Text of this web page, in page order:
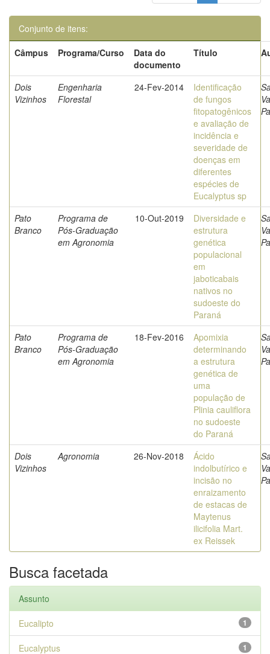
Conjunto de itens:
Câmpus
Programa/Curso
Data do
documento
Título
Dois
Vizinhos
Engenharia
Florestal
24-Fev-2014
Identificação
de fungos
fitopatogênicos
e avaliação de
incidência e
severidade de
doenças em
diferentes
espécies de
Eucalyptus sp
Pato
Branco
Programa de
Pós-Graduação
em Agronomia
10-Out-2019
Diversidade e
estrutura
genética
populacional
em
jaboticabais
nativos no
sudoeste do
Paraná
Pato
Branco
Programa de
Pós-Graduação
em Agronomia
18-Fev-2016
Apomixia
determinando
a estrutura
genética de
uma
população de
Plinia cauliflora
no sudoeste
do Paraná
Dois
Vizinhos
Agronomia 26-Nov-2018
Ácido
indolbutírico e
incisão no
enraizamento
de estacas de
Maytenus
ilicifolia Mart.
ex Reissek
Busca facetada
Assunto
1
Eucalipto
1
Eucalyptus